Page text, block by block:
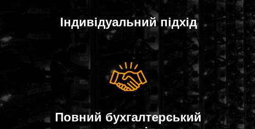
Індивідуальний підхід
Повний бухгалтерський